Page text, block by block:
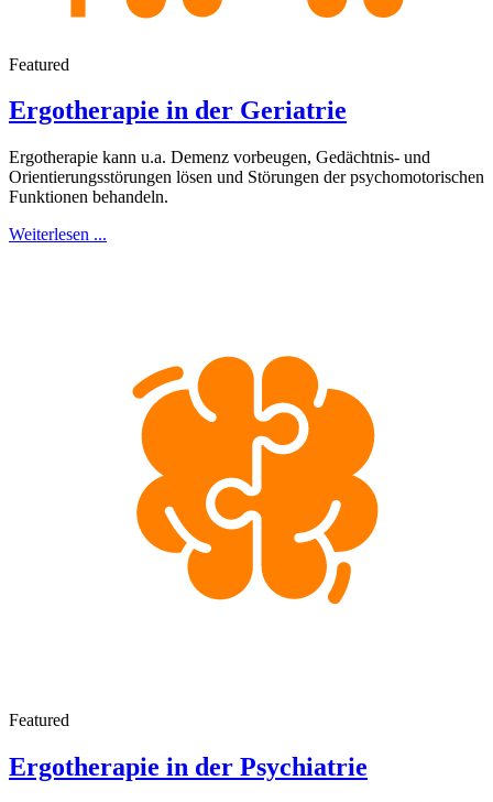
Featured
Ergotherapie in der Geriatrie
Ergotherapie kann u.a. Demenz vorbeugen, Gedächtnis- und
Orientierungsstörungen lösen und Störungen der psychomotorischen
Funktionen behandeln.
Weiterlesen ...
Featured
Ergotherapie in der Psychiatrie